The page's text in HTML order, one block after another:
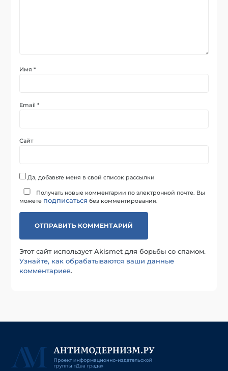
Имя*
Email*
Сайт
Да, добавьте меня в свой список рассылки
Получать новые комментарии по электронной почте. Вы
можете подписаться без комментирования.
Этот сайт использует Akismet для борьбы со спамом.
Узнайте, как обрабатываются ваши данные
комментариев.